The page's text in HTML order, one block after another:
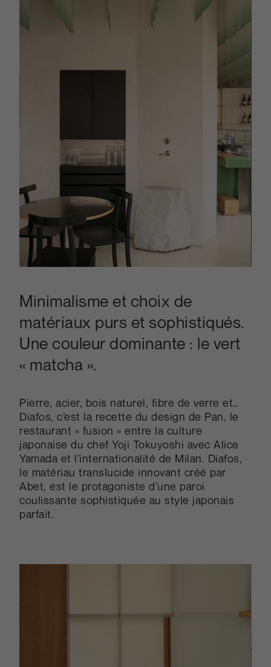
Minimalisme et choix de
matériaux purs et sophistiqués.
Une couleur dominante : le vert
« matcha ».
Pierre, acier, bois naturel, fibre de verre et…
Diafos, c’est la recette du design de Pan, le
restaurant « fusion » entre la culture
japonaise du chef Yoji Tokuyoshi avec Alice
Yamada et l’internationalité de Milan. Diafos,
le matériau translucide innovant créé par
Abet, est le protagoniste d’une paroi
coulissante sophistiquée au style japonais
parfait.